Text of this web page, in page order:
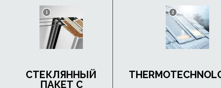
СТЕКЛЯННЫЙ
ПАКЕТ С